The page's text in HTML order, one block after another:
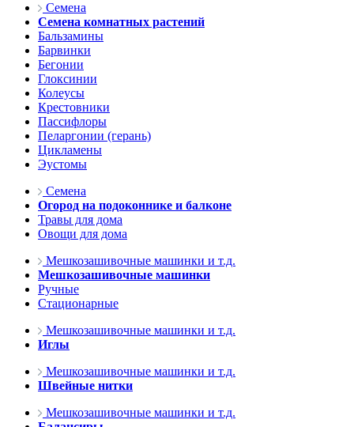
Семена
Семена комнатных растений
Бальзамины
Барвинки
Бегонии
Глоксинии
Колеусы
Крестовники
Пассифлоры
Пеларгонии (герань)
Цикламены
Эустомы
Семена
Огород на подоконнике и балконе
Травы для дома
Овощи для дома
Мешкозашивочные машинки и т.д.
Мешкозашивочные машинки
Ручные
Стационарные
Мешкозашивочные машинки и т.д.
Иглы
Мешкозашивочные машинки и т.д.
Швейные нитки
Мешкозашивочные машинки и т.д.